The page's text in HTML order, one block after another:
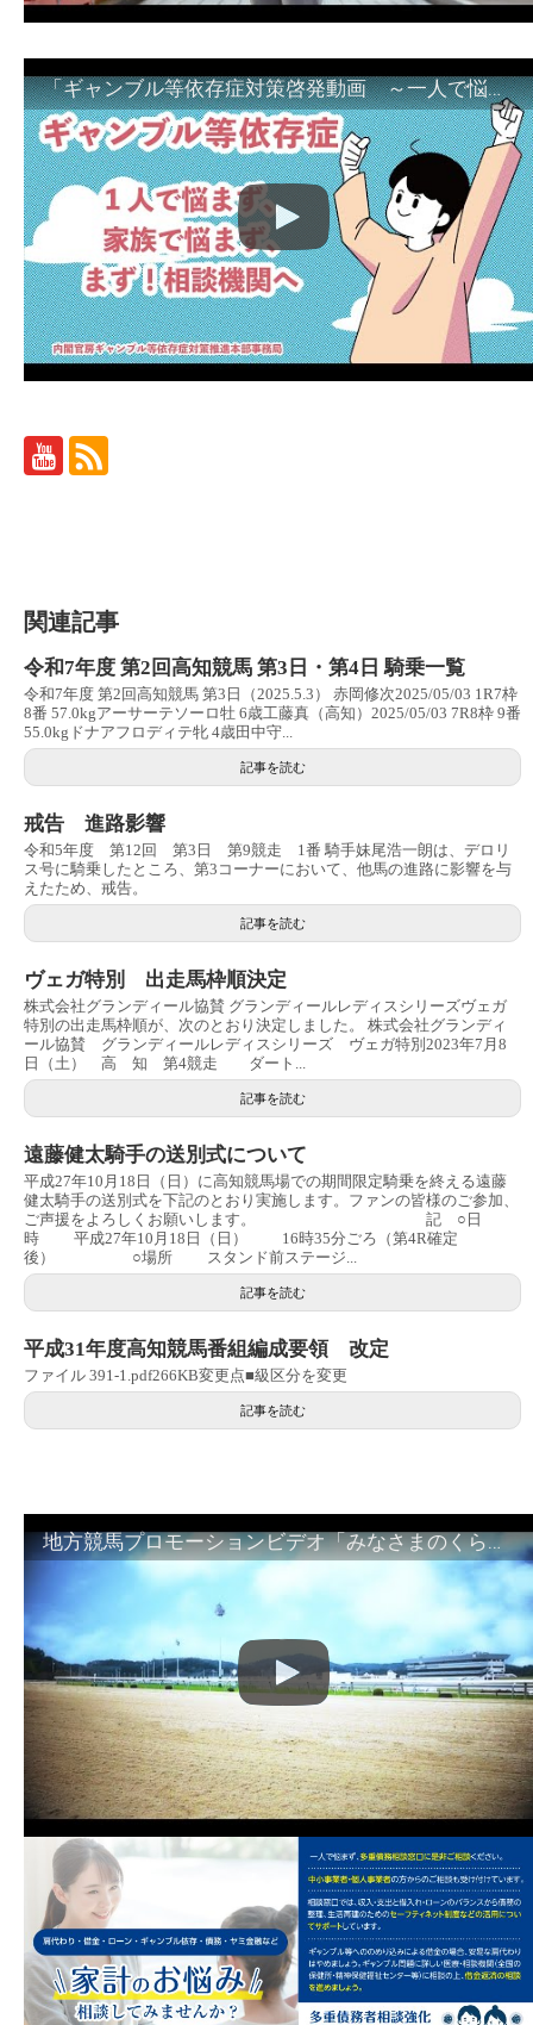
「ギャンブル等依存症対策啓発動画 ～一人で悩まず、家族で悩まず、まず！相談機関へ～」
関連記事
令和7年度 第2回高知競馬 第3日・第4日 騎乗一覧
令和7年度 第2回高知競馬 第3日（2025.5.3） 赤岡修次2025/05/03 1R7枠
8番 57.0kgアーサーテソーロ牡 6歳工藤真（高知）2025/05/03 7R8枠 9番
55.0kgドナアフロディテ牝 4歳田中守...
記事を読む
戒告 進路影響
令和5年度 第12回 第3日 第9競走 1番 騎手妹尾浩一朗は、デロリ
ス号に騎乗したところ、第3コーナーにおいて、他馬の進路に影響を与
えたため、戒告。
記事を読む
ヴェガ特別 出走馬枠順決定
株式会社グランディール協賛 グランディールレディスシリーズヴェガ
特別の出走馬枠順が、次のとおり決定しました。 株式会社グランディ
ール協賛 グランディールレディスシリーズ ヴェガ特別2023年7月8
日（土） 高 知 第4競走 ダート...
記事を読む
遠藤健太騎手の送別式について
平成27年10月18日（日）に高知競馬場での期間限定騎乗を終える遠藤
健太騎手の送別式を下記のとおり実施します。ファンの皆様のご参加、
ご声援をよろしくお願いします。 記 ○日
時 平成27年10月18日（日） 16時35分ごろ（第4R確定
後） ○場所 スタンド前ステージ...
記事を読む
平成31年度高知競馬番組編成要領 改定
ファイル 391-1.pdf266KB変更点■級区分を変更
記事を読む
地方競馬プロモーションビデオ「みなさまのくらしのために」30秒篇｜NAR公式